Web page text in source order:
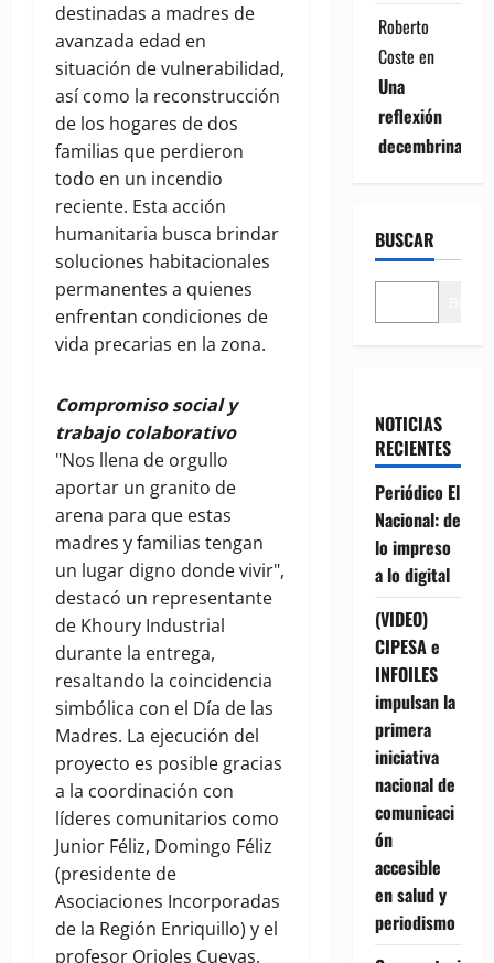
destinadas a madres de
avanzada edad en
situación de vulnerabilidad,
así como la reconstrucción
de los hogares de dos
familias que perdieron
todo en un incendio
reciente. Esta acción
humanitaria busca brindar
soluciones habitacionales
permanentes a quienes
enfrentan condiciones de
vida precarias en la zona.
Compromiso social y
trabajo colaborativo
"Nos llena de orgullo
aportar un granito de
arena para que estas
madres y familias tengan
un lugar digno donde vivir",
destacó un representante
de Khoury Industrial
durante la entrega,
resaltando la coincidencia
simbólica con el Día de las
Madres. La ejecución del
proyecto es posible gracias
a la coordinación con
líderes comunitarios como
Junior Féliz, Domingo Féliz
(presidente de
Asociaciones Incorporadas
de la Región Enriquillo) y el
profesor Orioles Cuevas,
Roberto
Coste en
Una
reflexión
decembrina
BUSCAR
NOTICIAS
RECIENTES
Periódico El
Nacional: de
lo impreso
a lo digital
(VIDEO)
CIPESA e
INFOILES
impulsan la
primera
iniciativa
nacional de
comunicaci
ón
accesible
en salud y
periodismo